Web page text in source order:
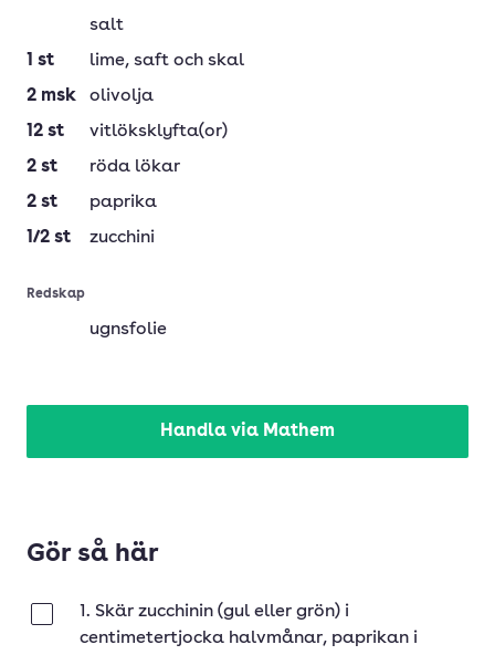
salt
1 st lime, saft och skal
2 msk
olivolja
12 st
vitlöksklyfta(or)
2 st
röda lökar
2 st
paprika
1/2 st zucchini
Redskap
ugnsfolie
Handla via Mathem
Gör så här
1. Skär zucchinin (gul eller grön) i
centimetertjocka halvmånar, paprikan i